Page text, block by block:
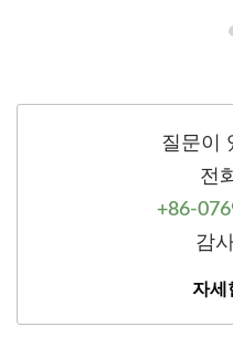
질문이
전
+86-
감
자세